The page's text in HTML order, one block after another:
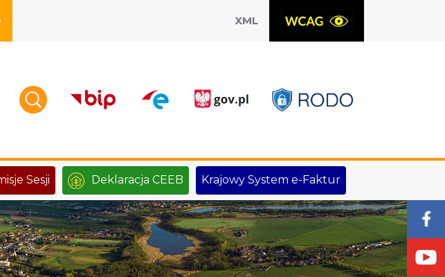
XML
Sesji Deklaracja CEEB Krajowy System e-Faktur